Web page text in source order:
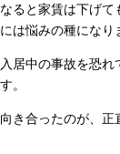
ると家賃は下げ
は悩みの種になり
居中の事故を恐
。
き合ったのが、正